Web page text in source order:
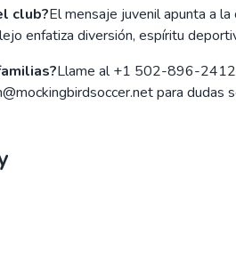
club?El mensaje juvenil apunta a
enfatiza diversión, espíritu
Llame al +1 502-896-2412
para